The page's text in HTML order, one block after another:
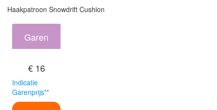
Haakpatroon Snowdrift Cushion
Garen
€ 16
Indicatie
Garenprijs**